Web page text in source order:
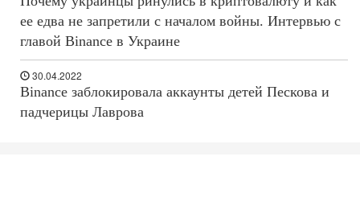
ее едва не запретили с началом войны. Интервью с
главой Binance в Украине
30.04.2022
Binance заблокировала аккаунты детей Пескова и
падчерицы Лаврова